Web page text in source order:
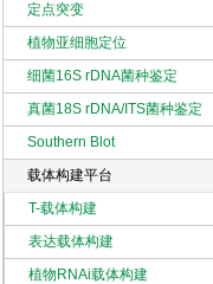
定点突变
植物亚细胞定位
细菌16S rDNA菌种鉴定
真菌18S rDNA/ITS菌种鉴定
Southern Blot
载体构建平台
T-载体构建
表达载体构建
植物RNAi载体构建